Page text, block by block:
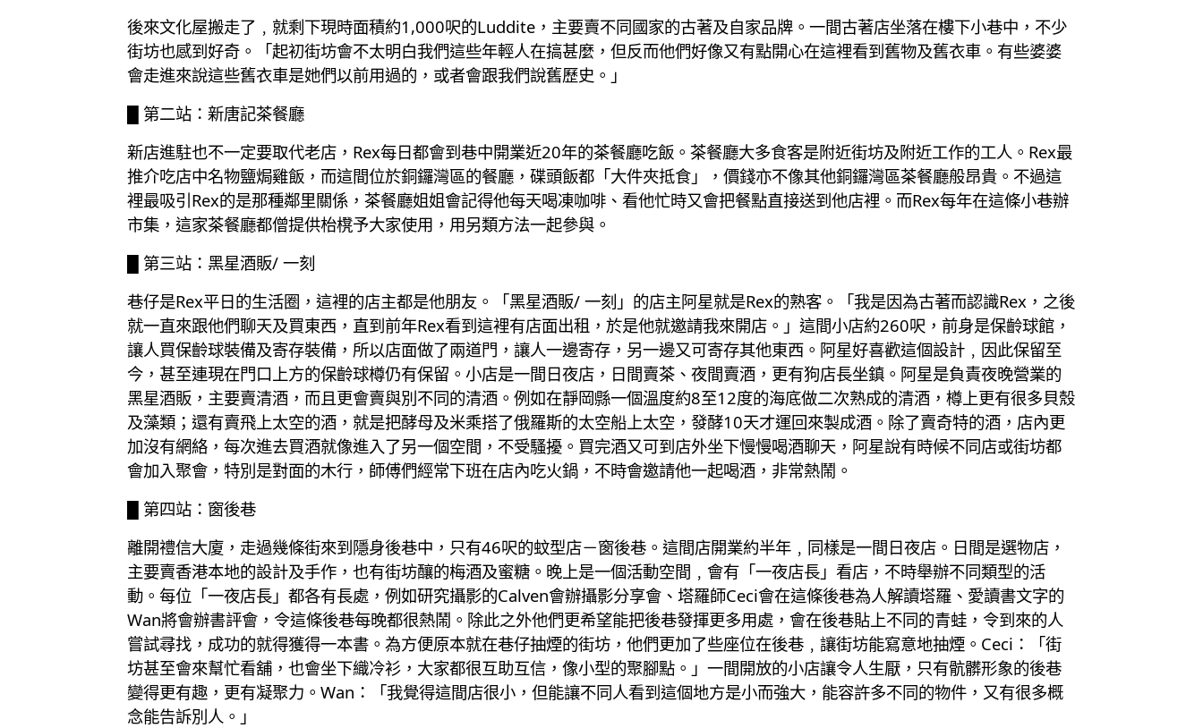
後來文化屋搬走了﹐就剩下現時面積約1,000呎的Luddite，主要賣不同國家的古著及自家品牌。一間古著店坐落在樓下小巷中，不少
街坊也感到好奇。「起初街坊會不太明白我們這些年輕人在搞甚麼，但反而他們好像又有點開心在這裡看到舊物及舊衣車。有些婆婆
會走進來說這些舊衣車是她們以前用過的，或者會跟我們說舊歷史。」
█ 第二站：新唐記茶餐廳
新店進駐也不一定要取代老店，Rex每日都會到巷中開業近20年的茶餐廳吃飯。茶餐廳大多食客是附近街坊及附近工作的工人。Rex最
推介吃店中名物鹽焗雞飯，而這間位於銅鑼灣區的餐廳，碟頭飯都「大件夾抵食」，價錢亦不像其他銅鑼灣區茶餐廳般昂貴。不過這
裡最吸引Rex的是那種鄰里關係，茶餐廳姐姐會記得他每天喝凍咖啡、看他忙時又會把餐點直接送到他店裡。而Rex每年在這條小巷辦
市集，這家茶餐廳都僧提供枱櫈予大家使用，用另類方法一起參與。
█ 第三站：黑星酒販/ 一刻
巷仔是Rex平日的生活圈，這裡的店主都是他朋友。「黑星酒販/ 一刻」的店主阿星就是Rex的熟客。「我是因為古著而認識Rex，之後
就一直來跟他們聊天及買東西，直到前年Rex看到這裡有店面出租，於是他就邀請我來開店。」這間小店約260呎，前身是保齡球館，
讓人買保齡球裝備及寄存裝備，所以店面做了兩道門，讓人一邊寄存，另一邊又可寄存其他東西。阿星好喜歡這個設計﹐因此保留至
今，甚至連現在門口上方的保齡球樽仍有保留。小店是一間日夜店，日間賣茶、夜間賣酒，更有狗店長坐鎮。阿星是負責夜晚營業的
黑星酒販，主要賣清酒，而且更會賣與別不同的清酒。例如在靜岡縣一個溫度約8至12度的海底做二次熟成的清酒，樽上更有很多貝殼
及藻類；還有賣飛上太空的酒，就是把酵母及米乘搭了俄羅斯的太空船上太空，發酵10天才運回來製成酒。除了賣奇特的酒，店內更
加沒有網絡，每次進去買酒就像進入了另一個空間，不受騷擾。買完酒又可到店外坐下慢慢喝酒聊天，阿星說有時候不同店或街坊都
會加入聚會，特別是對面的木行，師傅們經常下班在店內吃火鍋，不時會邀請他一起喝酒，非常熱鬧。
█ 第四站：窗後巷
離開禮信大廈，走過幾條街來到隱身後巷中，只有46呎的蚊型店－窗後巷。這間店開業約半年﹐同樣是一間日夜店。日間是選物店，
主要賣香港本地的設計及手作，也有街坊釀的梅酒及蜜糖。晚上是一個活動空間﹐會有「一夜店長」看店，不時舉辦不同類型的活
動。每位「一夜店長」都各有長處，例如研究攝影的Calven會辦攝影分享會、塔羅師Ceci會在這條後巷為人解讀塔羅、愛讀書文字的
Wan將會辦書評會，令這條後巷每晚都很熱鬧。除此之外他們更希望能把後巷發揮更多用處，會在後巷貼上不同的青蛙，令到來的人
嘗試尋找，成功的就得獲得一本書。為方便原本就在巷仔抽煙的街坊，他們更加了些座位在後巷﹐讓街坊能寫意地抽煙。Ceci：「街
坊甚至會來幫忙看舖，也會坐下織冷衫，大家都很互助互信，像小型的聚腳點。」一間開放的小店讓令人生厭，只有骯髒形象的後巷
變得更有趣，更有凝聚力。Wan：「我覺得這間店很小，但能讓不同人看到這個地方是小而強大，能容許多不同的物件，又有很多概
念能告訴別人。」